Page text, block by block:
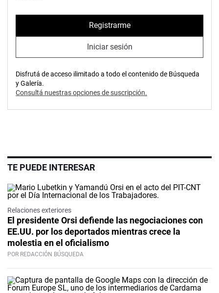
Registrarme
Iniciar sesión
Disfrutá de acceso ilimitado a todo el contenido de Búsqueda
y Galería.
Consultá nuestras opciones de suscripción.
TE PUEDE INTERESAR
Relaciones exteriores
El presidente Orsi defiende las negociaciones con
EE.UU. por los deportados mientras crece la
molestia en el oficialismo
POR REDACCIÓN BÚSQUEDA